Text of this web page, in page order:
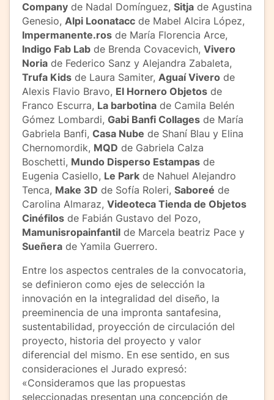
Company de Nadal Domínguez, Sitja de Agustina
Genesio, Alpi Loonatacc de Mabel Alcira López,
Impermanente.ros de María Florencia Arce,
Indigo Fab Lab de Brenda Covacevich, Vivero
Noria de Federico Sanz y Alejandra Zabaleta,
Trufa Kids de Laura Samiter, Aguaí Vivero de
Alexis Flavio Bravo, El Hornero Objetos de
Franco Escurra, La barbotina de Camila Belén
Gómez Lombardi, Gabi Banfi Collages de María
Gabriela Banfi, Casa Nube de Shaní Blau y Elina
Chernomordik, MQD de Gabriela Calza
Boschetti, Mundo Disperso Estampas de
Eugenia Casiello, Le Park de Nahuel Alejandro
Tenca, Make 3D de Sofía Roleri, Saboreé de
Carolina Almaraz, Videoteca Tienda de Objetos
Cinéfilos de Fabián Gustavo del Pozo,
Mamunisropainfantil de Marcela beatriz Pace y
Sueñera de Yamila Guerrero.
Entre los aspectos centrales de la convocatoria,
se definieron como ejes de selección la
innovación en la integralidad del diseño, la
preeminencia de una impronta santafesina,
sustentabilidad, proyección de circulación del
proyecto, historia del proyecto y valor
diferencial del mismo. En ese sentido, en sus
consideraciones el Jurado expresó:
«Consideramos que las propuestas
seleccionadas presentan una concepción de